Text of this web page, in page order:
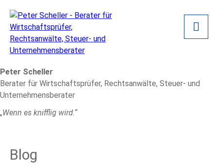
Peter Scheller
Berater für Wirtschaftsprüfer, Rechtsanwälte, Steuer- und
Unternehmensberater
„Wenn es knifflig wird.“
Blog